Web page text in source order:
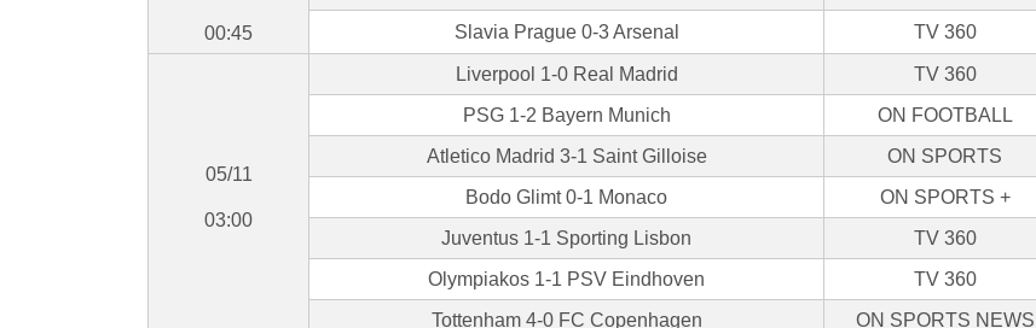
00:45 Slavia Prague 0-3 Arsenal TV 360
05/11
03:00
Liverpool 1-0 Real Madrid
TV 360
PSG 1-2 Bayern Munich
ON FOOTBALL
Atletico Madrid 3-1 Saint Gilloise
ON SPORTS
Bodo Glimt 0-1 Monaco
ON SPORTS +
Juventus 1-1 Sporting Lisbon
TV 360
Olympiakos 1-1 PSV Eindhoven
TV 360
Tottenham 4-0 FC Copenhagen
ON SPORTS NEWS